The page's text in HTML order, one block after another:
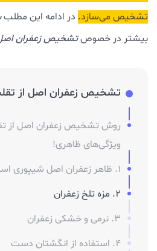
تشخیص می‌سازد. در ادامه این مطلب
بیشتر در خصوصتشخیص زعفران
تشخیص زعفران اصل از
روش تشخیص زعفران اصل از
ویژگی‌های ظاهری!
1. ظاهر زعفران اصل شیپوری است!
2. مزه تلخ زعفران
3. نرمی و خشکی زعفران
4. استفاده از انگشتان دست